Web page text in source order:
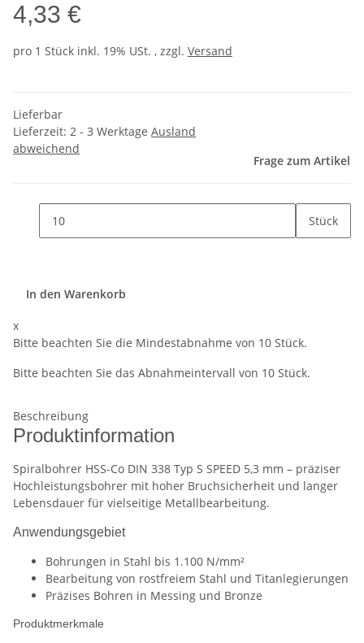
4,33 €
pro 1 Stück inkl. 19% USt. , zzgl. Versand
Lieferbar
Lieferzeit: 2 - 3 Werktage Ausland
abweichend
Frage zum Artikel
Stück
In den Warenkorb
x
Bitte beachten Sie die Mindestabnahme von 10 Stück.
Bitte beachten Sie das Abnahmeintervall von 10 Stück.
Beschreibung
Produktinformation
Spiralbohrer HSS-Co DIN 338 Typ S SPEED 5,3 mm – präziser
Hochleistungsbohrer mit hoher Bruchsicherheit und langer
Lebensdauer für vielseitige Metallbearbeitung.
Anwendungsgebiet
Bohrungen in Stahl bis 1.100 N/mm²
Bearbeitung von rostfreiem Stahl und Titanlegierungen
Präzises Bohren in Messing und Bronze
Produktmerkmale